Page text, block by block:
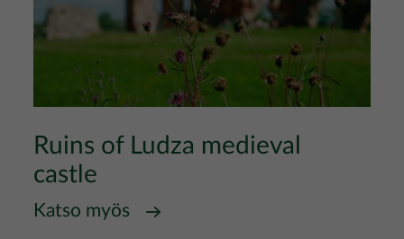
Ruins of Ludza medieval
castle
Katso myös